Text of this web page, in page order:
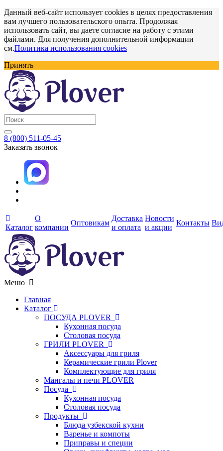
Данный веб-сайт использует cookies в целях предоставления
вам лучшего пользовательского опыта. Продолжая
использовать сайт, вы даете согласие на работу с этими
файлами. Для получения дополнительной информации
см.Политика использования cookies
Принять
8 (800) 511-05-45
Заказать звонок
Каталог
О
компании
Оптовикам
Доставка
и оплата
Новости
и акции
Контакты
Меню
Главная
Каталог
ПОСУДА PLOVER
Кухонная посуда
Столовая посуда
ГРИЛИ PLOVER
Аксессуары для гриля
Керамические грили Plover
Комплектующие для гриля
Мангалы и печи PLOVER
Посуда
Кухонная посуда
Столовая посуда
Продукты
Блюда узбекской кухни
Варенье и компоты
Приправы и специи